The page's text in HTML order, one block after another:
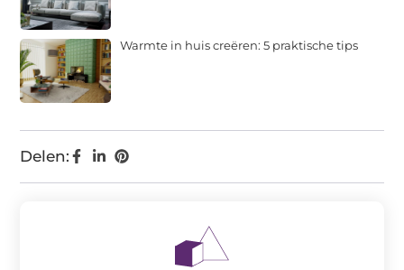
Delen:
Warmte in huis creëren: 5 praktische tips